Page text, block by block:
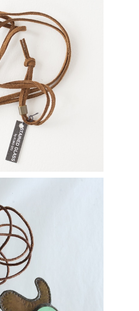
ー】長谷川昌彦×POCKENI／
クレス［M］
ー】長谷川昌彦×POCKENI／
クレス［H］